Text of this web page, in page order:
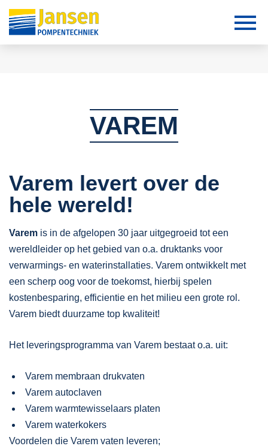
VAREM
Varem levert over de
hele wereld!
Varem is in de afgelopen 30 jaar uitgegroeid tot een
wereldleider op het gebied van o.a. druktanks voor
verwarmings- en waterinstallaties. Varem ontwikkelt met
een scherp oog voor de toekomst, hierbij spelen
kostenbesparing, efficientie en het milieu een grote rol.
Varem biedt duurzame top kwaliteit!
Het leveringsprogramma van Varem bestaat o.a. uit:
Varem membraan drukvaten
Varem autoclaven
Varem warmtewisselaars platen
Varem waterkokers
Voordelen die Varem vaten leveren;